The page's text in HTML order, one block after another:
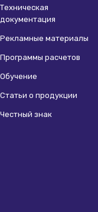
Техническая
документация
Рекламные материалы
Программы расчетов
Обучение
Статьи о продукции
Честный знак